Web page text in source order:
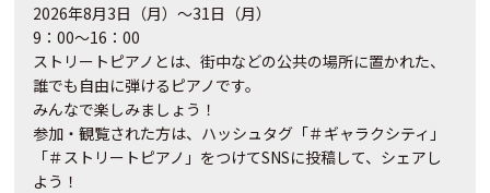
2026年8月3日（月）～31日（月）
9：00～16：00
ストリートピアノとは、街中などの公共の場所に置かれた、
誰でも自由に弾けるピアノです。
みんなで楽しみましょう！
参加・観覧された方は、ハッシュタグ「＃ギャラクシティ」
「＃ストリートピアノ」をつけてSNSに投稿して、シェアし
よう！